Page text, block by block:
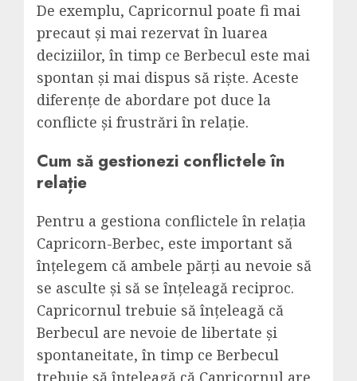
De exemplu, Capricornul poate fi mai
precaut și mai rezervat în luarea
deciziilor, în timp ce Berbecul este mai
spontan și mai dispus să riște. Aceste
diferențe de abordare pot duce la
conflicte și frustrări în relație.
Cum să gestionezi conflictele în
relație
Pentru a gestiona conflictele în relația
Capricorn-Berbec, este important să
înțelegem că ambele părți au nevoie să
se asculte și să se înțeleagă reciproc.
Capricornul trebuie să înțeleagă că
Berbecul are nevoie de libertate și
spontaneitate, în timp ce Berbecul